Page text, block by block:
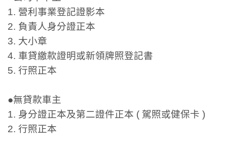
1. 營利事業登記證影本
2. 負責人身分證正本
3. 大小章
4. 車貸繳款證明或新領牌照登記書
5. 行照正本
●無貸款車主
1. 身分證正本及第二證件正本 ( 駕照或健保卡 )
2. 行照正本